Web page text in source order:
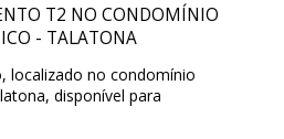
T2 NO CONDOMÍNIO
- TALATONA
localizado no condomínio
disponível para